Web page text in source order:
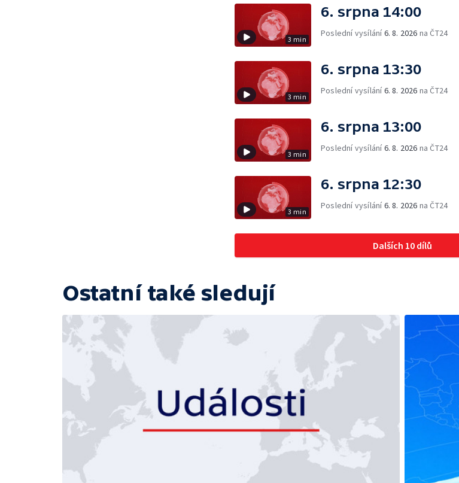
3 min
6. srpna 14:00
Poslední vysílání6. 8. 2026 na ČT24
3 min
6. srpna 13:30
Poslední vysílání6. 8. 2026 na ČT24
3 min
6. srpna 13:00
Poslední vysílání6. 8. 2026 na ČT24
3 min
6. srpna 12:30
Poslední vysílání6. 8. 2026 na ČT24
Dalších 10 dílů
Ostatní také sledují